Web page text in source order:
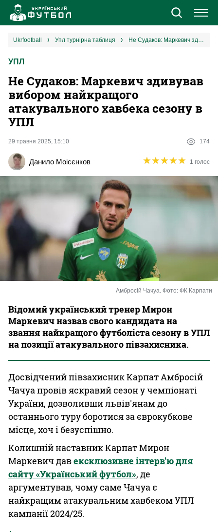
Новини
Єврокубки
УПЛ
Різне
Букмекери
Казино
ukrfootball упл турнірна таблиця Не Судаков: Маркевич здивував вибором найкращого атакувального хавбека сезону в УПЛ
УПЛ
Не Судаков: Маркевич здивував
вибором найкращого
атакувального хавбека сезону в
УПЛ
29 травня 2025, 15:10 174
Данило Моісєнков ★★★★★
★★★★★ 1 голос
Амбросій Чачуа. Фото: ФК Карпати
Відомий український тренер Мирон
Маркевич назвав свого кандидата на
звання найкращого футболіста сезону в УПЛ
на позиції атакувального півзахисника.
Досвідчений півзахисник Карпат Амбросій
Чачуа провів яскравий сезон у чемпіонаті
України, дозволивши львів'янам до
останнього туру боротися за єврокубкове
місце, хоч і безуспішно.
Колишній наставник Карпат Мирон
Маркевич давексклюзивне інтерв'ю для
сайту «Український футбол», де
аргументував, чому саме Чачуа є
найкращим атакувальним хавбеком УПЛ
кампанії 2024/25.